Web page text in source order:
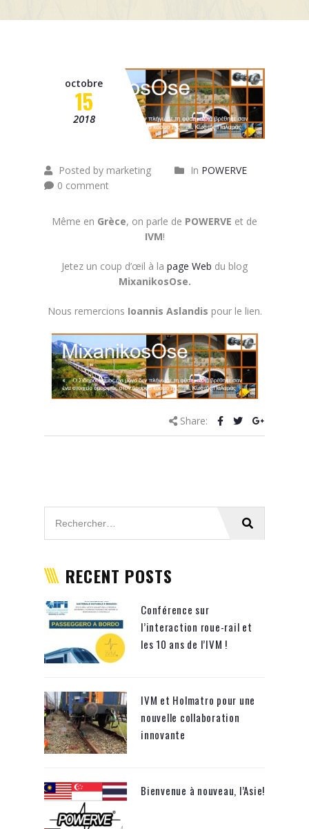
octobre
15
2018
Posted by marketing In POWERVE
0 comment
Même en Grèce, on parle de POWERVE et de
IVM!
Jetez un coup d’œil à la page Web du blog
MixanikosOse.
Nous remercions Ioannis Aslandis pour le lien.
Share:
RECENT POSTS
Conférence sur
l’interaction roue-rail et
les 10 ans de l’IVM !
IVM et Holmatro pour une
nouvelle collaboration
innovante
Bienvenue à nouveau, l’Asie!